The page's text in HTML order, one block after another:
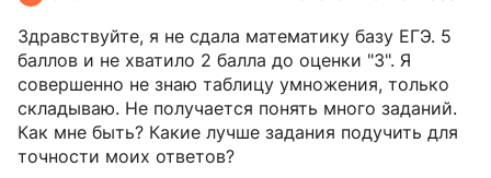
Здравствуйте, я не сдала математику базу ЕГЭ. 5
баллов и не хватило 2 балла до оценки "3". Я
совершенно не знаю таблицу умножения, только
складываю. Не получается понять много заданий.
Как мне быть? Какие лучше задания подучить для
точности моих ответов?